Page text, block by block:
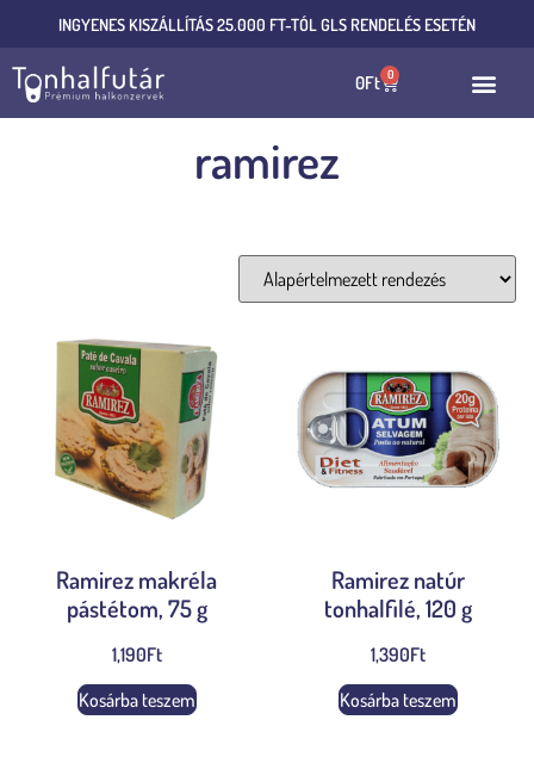
INGYENES KISZÁLLÍTÁS 25.000 FT-TÓL GLS RENDELÉS ESETÉN
0Ft 0
ramirez
Ramirez makréla
pástétom, 75 g
1,190Ft
Kosárba teszem
Ramirez natúr
tonhalfilé, 120 g
1,390Ft
Kosárba teszem